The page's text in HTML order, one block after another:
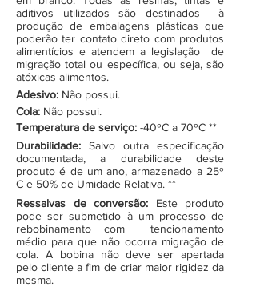
aditivos utilizados são destinados à
produção de embalagens plásticas que
poderão ter contato direto com produtos
alimentícios e atendem a legislação de
migração total ou específica, ou seja, são
atóxicas alimentos.
Adesivo: Não possui.
Cola: Não possui.
Temperatura de serviço: -40ºC a 70ºC **
Durabilidade: Salvo outra especificação
documentada, a durabilidade deste
produto é de um ano, armazenado a 25º
C e 50% de Umidade Relativa. **
Ressalvas de conversão: Este produto
pode ser submetido à um processo de
rebobinamento com tencionamento
médio para que não ocorra migração de
cola. A bobina não deve ser apertada
pelo cliente a fim de criar maior rigidez da
mesma.